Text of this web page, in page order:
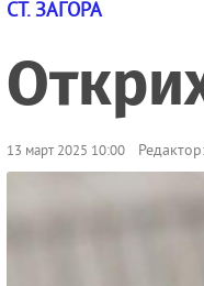
СТ. ЗАГОРА
13 март 2025 10:00 Редактор: